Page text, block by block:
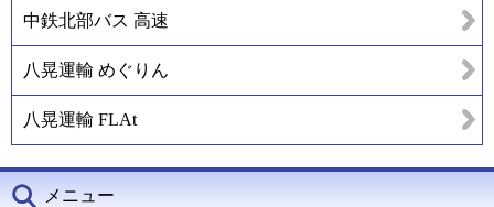
中鉄北部バス 高速
八晃運輸 めぐりん
八晃運輸 FLAt
メニュー